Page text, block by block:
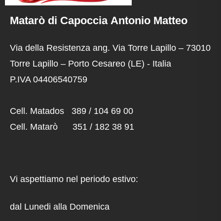
Matarò di Capoccia Antonio Matteo
Via della Resistenza ang. Via Torre Lapillo – 73010
Torre Lapillo – Porto Cesareo (LE) - Italia
P.IVA 04406540759
Cell. Matados 389 / 104 69 00
Cell. Matarò 351 / 182 38 91
Vi aspettiamo nel periodo estivo:
dal Lunedi alla Domenica